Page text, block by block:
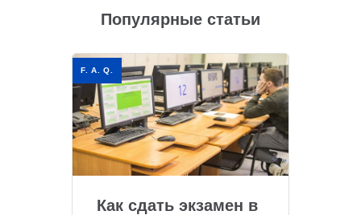
Популярные статьи
F. A. Q.
Как сдать экзамен в